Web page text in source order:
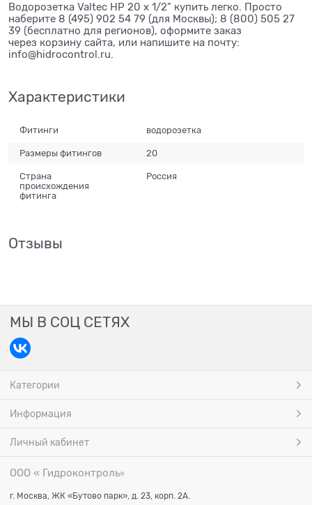
Водорозетка Valtec НР 20 х 1/2" купить легко. Просто
наберите 8 (495) 902 54 79 (для Москвы); 8 (800) 505 27
39 (бесплатно для регионов), оформите заказ
через корзину сайта, или напишите на почту:
info@hidrocontrol.ru.
Характеристики
Фитинги водорозетка
Размеры фитингов 20
Страна
происхождения
фитинга
Россия
Отзывы
МЫ В СОЦ СЕТЯХ
Категории
Информация
Личный кабинет
ООО « Гидроконтроль»
г. Москва, ЖК «Бутово парк», д. 23, корп. 2А.